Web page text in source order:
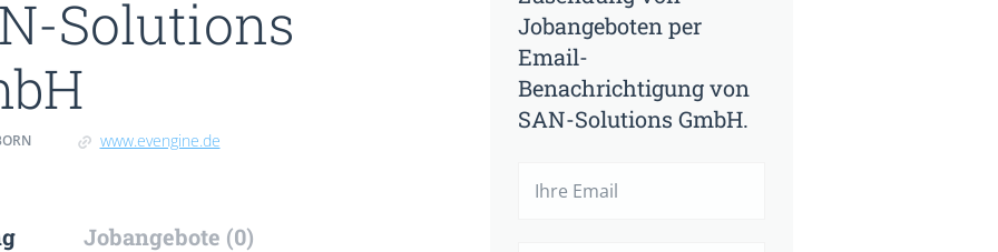
Solutions
www.evengine.de
Jobangebote (0)
Jobangeboten per
Email-
Benachrichtigung von
SAN-Solutions GmbH.